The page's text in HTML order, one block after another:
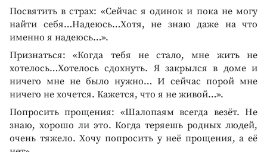
Посвятить в страх: «Сейчас я одинок и пока не могу
найти себя…Надеюсь…Хотя, не знаю даже на что
именно я надеюсь…».
Признаться: «Когда тебя не стало, мне жить не
хотелось…Хотелось сдохнуть. Я закрылся в доме и
ничего мне не было нужно… И сейчас порой мне
ничего не хочется. Кажется, что я не живой…».
Попросить прощения: «Шалопаям всегда везёт. Не
знаю, хорошо ли это. Когда теряешь родных людей,
очень тяжело. Хочу попросить у неё прощения, а её